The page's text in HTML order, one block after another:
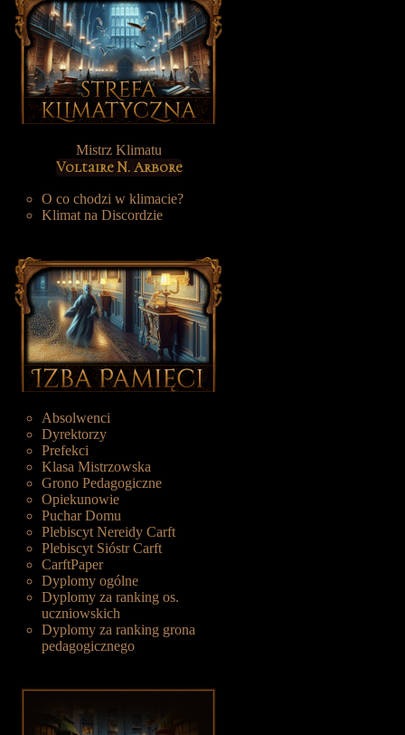
Mistrz Klimatu
Voltaire N. Arbore
O co chodzi w klimacie?
Klimat na Discordzie
Absolwenci
Dyrektorzy
Prefekci
Klasa Mistrzowska
Grono Pedagogiczne
Opiekunowie
Puchar Domu
Plebiscyt Nereidy Carft
Plebiscyt Sióstr Carft
CarftPaper
Dyplomy ogólne
Dyplomy za ranking os.
uczniowskich
Dyplomy za ranking grona
pedagogicznego